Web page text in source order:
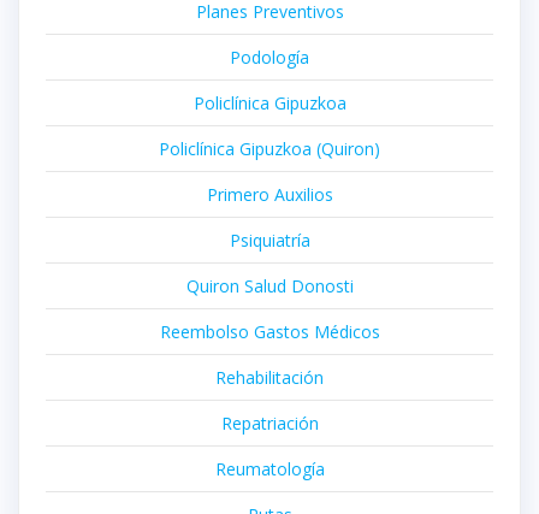
Planes Preventivos
Podología
Policlínica Gipuzkoa
Policlínica Gipuzkoa (Quiron)
Primero Auxilios
Psiquiatría
Quiron Salud Donosti
Reembolso Gastos Médicos
Rehabilitación
Repatriación
Reumatología